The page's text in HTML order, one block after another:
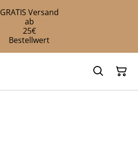
GRATIS Versand
ab
25€
Bestellwert